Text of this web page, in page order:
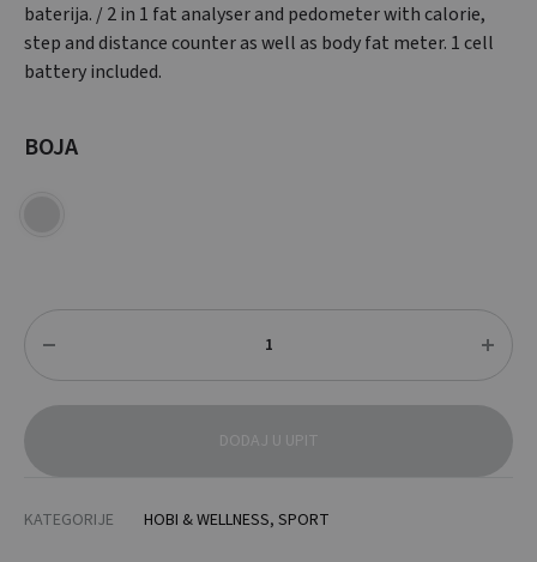
baterija. / 2 in 1 fat analyser and pedometer with calorie,
step and distance counter as well as body fat meter. 1 cell
battery included.
BOJA
Količina
DODAJ U UPIT
KATEGORIJE HOBI & WELLNESS, SPORT